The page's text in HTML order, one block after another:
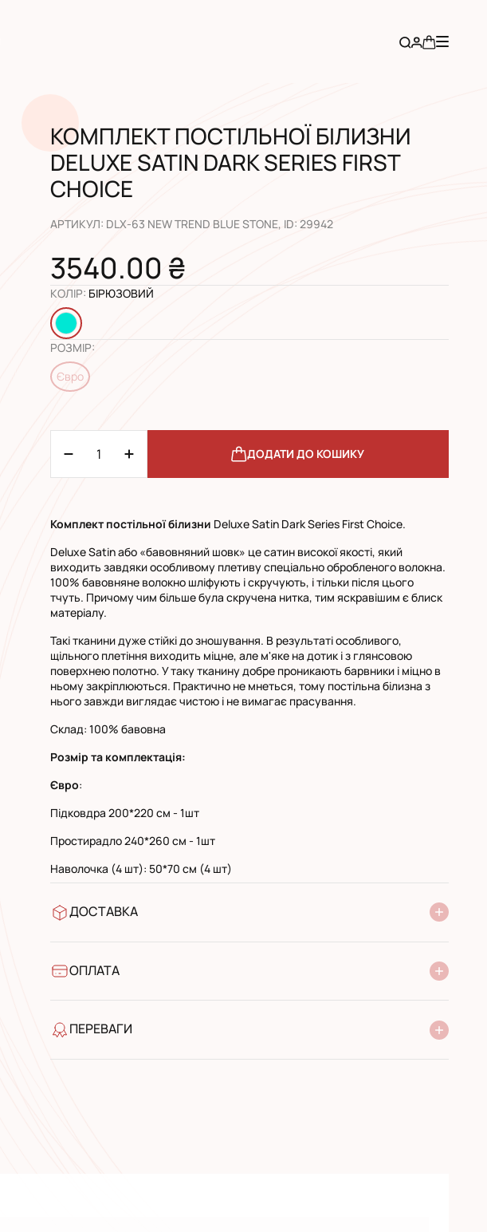
КОМПЛЕКТ ПОСТІЛЬНОЇ БІЛИЗНИ
DELUXE SATIN DARK SERIES FIRST
CHOICE
АРТИКУЛ: DLX-63 NEW TREND BLUE STONE, ID: 29942
3540.00 ₴
КОЛІР: БІРЮЗОВИЙ
РОЗМІР:
Євро
ДОДАТИ ДО КОШИКУ
Комплект постільної білизни Deluxe Satin Dark Series First Choice.
Deluxe Satin або «бавовняний шовк» це сатин високої якості, який
виходить завдяки особливому плетиву спеціально обробленого волокна.
100% бавовняне волокно шліфують і скручують, і тільки після цього
тчуть. Причому чим більше була скручена нитка, тим яскравішим є блиск
матеріалу.
Такі тканини дуже стійкі до зношування. В результаті особливого,
щільного плетіння виходить міцне, але м'яке на дотик і з глянсовою
поверхнею полотно. У таку тканину добре проникають барвники і міцно в
ньому закріплюються. Практично не мнеться, тому постільна білизна з
нього завжди виглядає чистою і не вимагає прасування.
Склад: 100% бавовна
Розмір та комплектація:
Євро:
Підковдра 200*220 см - 1шт
Простирадло 240*260 см - 1шт
Наволочка (4 шт): 50*70 см (4 шт)
ДОСТАВКА
УкрПошта стандарт
ОПЛАТА
Банківський переказ
ПЕРЕВАГИ
широкий асортимент